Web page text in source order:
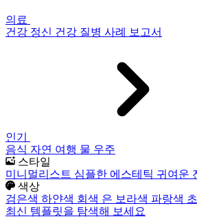
의료
건강 정신 건강 질병 사례 보고서
인기
음식 자연 여행 물 우주
스타일
미니멀리스트 심플한 에스테틱 귀여운
색상
검은색 하얀색 회색 은 보라색 파랑색
최신 템플릿을 탐색해 보세요